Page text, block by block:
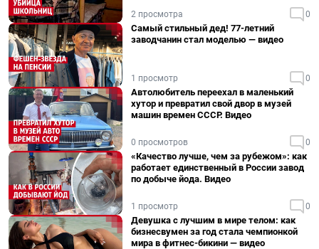
2 просмотра 0
Самый стильный дед! 77-летний
заводчанин стал моделью — видео
1 просмотр 0
Автолюбитель переехал в маленький
хутор и превратил свой двор в музей
машин времен СССР. Видео
0 просмотров 0
«Качество лучше, чем за рубежом»: как
работает единственный в России завод
по добыче йода. Видео
1 просмотр 0
Девушка с лучшим в мире телом: как
бизнесвумен за год стала чемпионкой
мира в фитнес-бикини — видео